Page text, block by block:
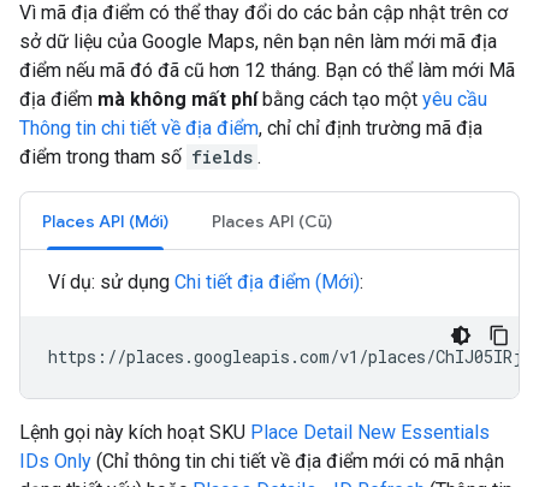
Vì mã địa điểm có thể thay đổi do các bản cập nhật trên cơ
sở dữ liệu của Google Maps, nên bạn nên làm mới mã địa
điểm nếu mã đó đã cũ hơn 12 tháng. Bạn có thể làm mới Mã
địa điểm mà không mất phíbằng cách tạo một yêu cầu
Thông tin chi tiết về địa điểm, chỉ chỉ định trường mã địa
điểm trong tham số fields .
Places API (Mới) Places API (Cũ)
Ví dụ: sử dụng Chi tiết địa điểm (Mới):
https://places.googleapis.com/v1/places/
Lệnh gọi này kích hoạt SKU Place Detail New Essentials
IDs Only (Chỉ thông tin chi tiết về địa điểm mới có mã nhận